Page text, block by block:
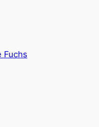
Fuchs